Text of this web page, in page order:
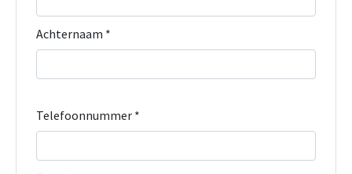
Achternaam *
Telefoonnummer *